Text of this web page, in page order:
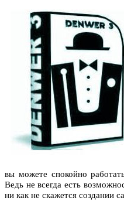
вы можете спокойно
Ведь не всегда есть
ни как не скажется создании